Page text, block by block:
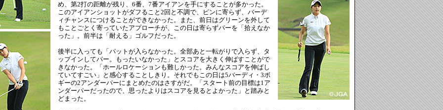
め、第2打の距離が残り、6番、7番アイアンを手にすることが多かった。
このアイアンショットがダフること2回と不調で、ピンに寄らず、バーデ
ィチャンスにつけることができなかった。また、前日はグリーンを外して
もことごとく寄っていたアプローチが、この日は寄らずパーを「拾えなか
った」。前半は「耐える」ゴルフだった。
後半に入っても「パットが入らなかった。全部あと一転がりで入らず、タ
ップインしてパー。もったいなかった」とスコアを大きく伸ばすことがで
きなかった。「ホールロケーションも難しかった。みんなスコアを伸ばし
ていてすごい」と感心することしきり。それでもこの日は5バーディ・3ボ
ギーの2アンダーパーにまとめたのはさすがだ。「スタート前の目標は1ア
ンダーパーだったので、思ったよりはスコアを見るとよかった」と踏みと
どまった。